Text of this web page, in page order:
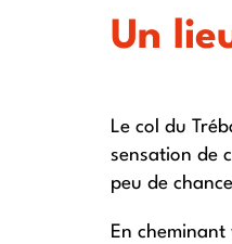
Un
Le col du
sensation de
peu de
En